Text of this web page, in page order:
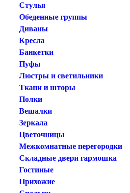
Стулья
Обеденные группы
Диваны
Кресла
Банкетки
Пуфы
Люстры и светильники
Ткани и шторы
Полки
Вешалки
Зеркала
Цветочницы
Межкомнатные перегородки
Складные двери гармошка
Гостиные
Прихожие